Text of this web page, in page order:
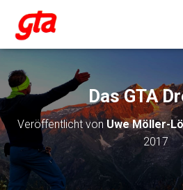
Das GTA
Veröffentlicht von Uwe Möller-
2017